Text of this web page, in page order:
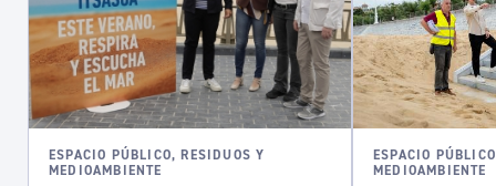
ESPACIO PÚBLICO, RESIDUOS Y
MEDIOAMBIENTE
ESPACIO
MEDIOAMBIENTE